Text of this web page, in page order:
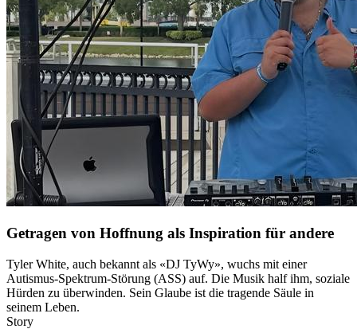
Getragen von Hoffnung als Inspiration für andere
Tyler White, auch bekannt als «DJ TyWy», wuchs mit einer
Autismus-Spektrum-Störung (ASS) auf. Die Musik half ihm, soziale
Hürden zu überwinden. Sein Glaube ist die tragende Säule in
seinem Leben.
Story